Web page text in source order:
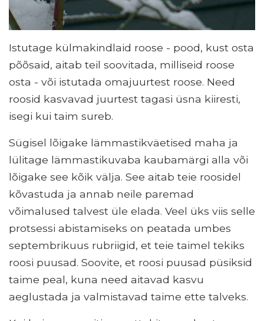
Istutage külmakindlaid roose - pood, kust osta
põõsaid, aitab teil soovitada, milliseid roose
osta - või istutada omajuurtest roose. Need
roosid kasvavad juurtest tagasi üsna kiiresti,
isegi kui taim sureb.
Sügisel lõigake lämmastikväetised maha ja
lülitage lämmastikuvaba kaubamärgi alla või
lõigake see kõik välja. See aitab teie roosidel
kõvastuda ja annab neile paremad
võimalused talvest üle elada. Veel üks viis selle
protsessi abistamiseks on peatada umbes
septembrikuus rubriigid, et teie taimel tekiks
roosi puusad. Soovite, et roosi puusad püsiksid
taime peal, kuna need aitavad kasvu
aeglustada ja valmistavad taime ette talveks.